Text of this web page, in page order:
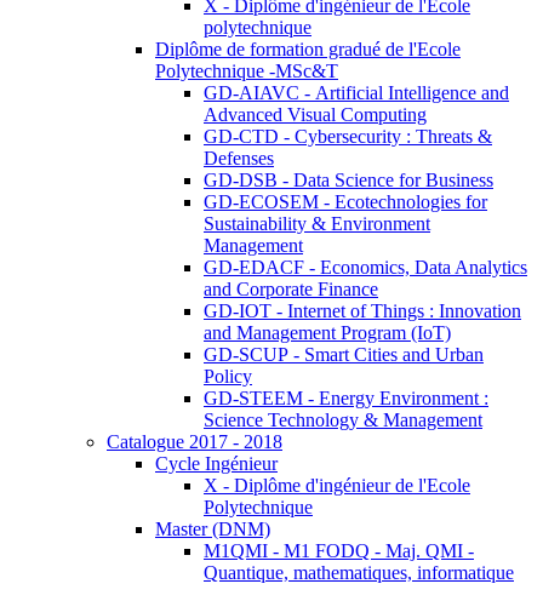
X - Diplôme d'ingénieur de l'Ecole
polytechnique
Diplôme de formation gradué de l'Ecole
Polytechnique -MSc&T
GD-AIAVC - Artificial Intelligence and
Advanced Visual Computing
GD-CTD - Cybersecurity : Threats &
Defenses
GD-DSB - Data Science for Business
GD-ECOSEM - Ecotechnologies for
Sustainability & Environment
Management
GD-EDACF - Economics, Data Analytics
and Corporate Finance
GD-IOT - Internet of Things : Innovation
and Management Program (IoT)
GD-SCUP - Smart Cities and Urban
Policy
GD-STEEM - Energy Environment :
Science Technology & Management
Catalogue 2017 - 2018
Cycle Ingénieur
X - Diplôme d'ingénieur de l'Ecole
Polytechnique
Master (DNM)
M1QMI - M1 FODQ - Maj. QMI -
Quantique, mathematiques, informatique